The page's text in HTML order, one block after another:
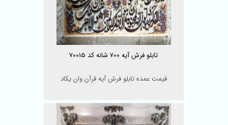
تابلو فرش آیه 700 شانه کد 70015
قیمت عمده تابلو فرش آیه قرآن وان یکاد